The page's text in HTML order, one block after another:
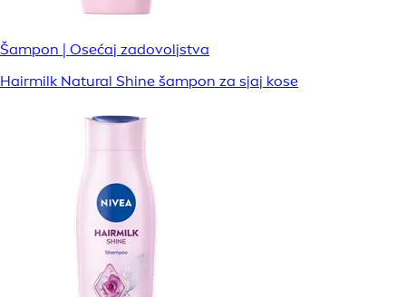
Šampon | Osećaj zadovoljstva
Hairmilk Natural Shine šampon za sjaj kose